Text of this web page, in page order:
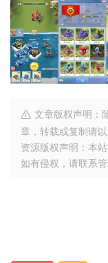
文章版权声明：
章，转载或复制请
资源版权声明：本
如有侵权，请联系管